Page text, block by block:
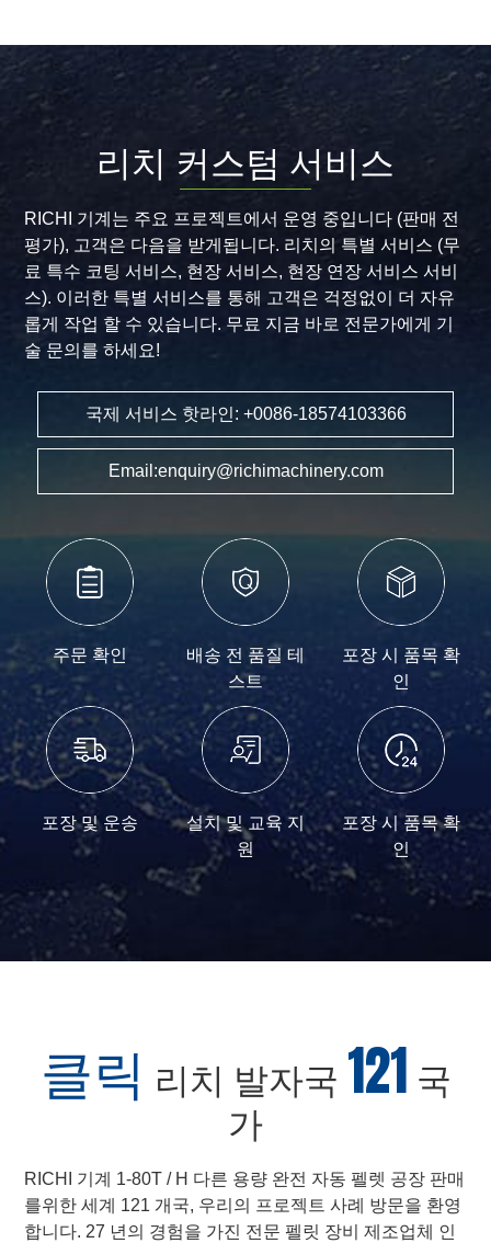
10-
료
및
렛
사
료
산
인
키
5T/H
가
금
류
닭
사
펠
라
젝
완
리치 커스텀 서비스
RICHI 기계는 주요 프로젝트에서 운영 중입니다 (판매 전
평가), 고객은 다음을 받게됩니다. 리치의 특별 서비스 (무
료 특수 코팅 서비스, 현장 서비스, 현장 연장 서비스 서비
스). 이러한 특별 서비스를 통해 고객은 걱정없이 더 자유
롭게 작업 할 수 있습니다. 무료 지금 바로 전문가에게 기
술 문의를 하세요!
국제 서비스 핫라인: +0086-18574103366
Email:enquiry@richimachinery.com
주문 확인
배송 전 품질 테
스트
포장 시 품목 확
인
포장 및 운송
설치 및 교육 지
원
포장 시 품목 확
인
클릭 리치 발자국 121 국
가
RICHI 기계 1-80T / H 다른 용량 완전 자동 펠렛 공장 판매
를위한 세계 121 개국, 우리의 프로젝트 사례 방문을 환영
합니다. 27 년의 경험을 가진 전문 펠릿 장비 제조업체 인